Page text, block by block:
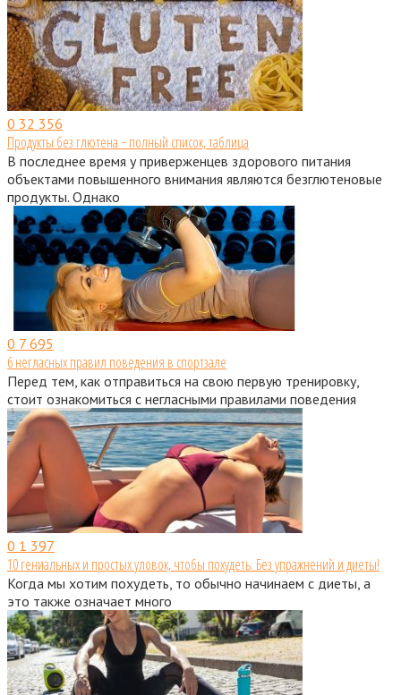
0 32 356
Продукты без глютена − полный список, таблица
В последнее время у приверженцев здорового питания
объектами повышенного внимания являются безглютеновые
продукты. Однако
0 7 695
6 негласных правил поведения в спортзале
Перед тем, как отправиться на свою первую тренировку,
стоит ознакомиться с негласными правилами поведения
0 1 397
10 гениальных и простых уловок, чтобы похудеть. Без упражнений и диеты!
Когда мы хотим похудеть, то обычно начинаем с диеты, а
это также означает много